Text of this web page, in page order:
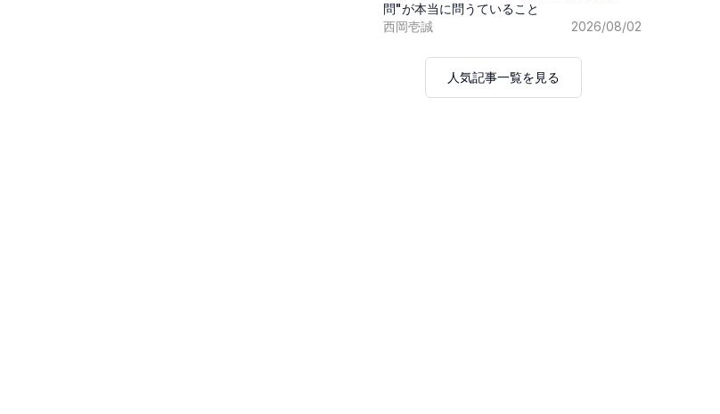
問"が本当に問うていること
西岡壱誠
2026/08/02
人気記事一覧を見る